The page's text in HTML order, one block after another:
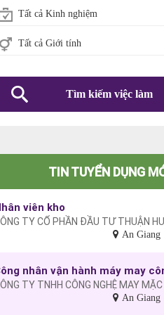
Tất cả Kinh nghiệm
Tất cả Giới tính
Tìm kiếm việc làm
TIN TUYỂN DỤNG
viên kho
TY CỔ PHẦN ĐẦU TƯ THUẬN
An Giang
An Giang